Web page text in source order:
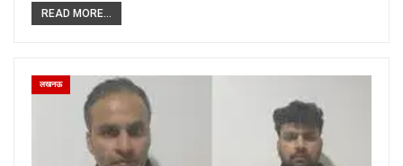
READ MORE...
लखनऊ